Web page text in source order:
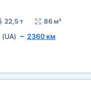
22,5 т 86 м³
(UA) ~ 2360 км